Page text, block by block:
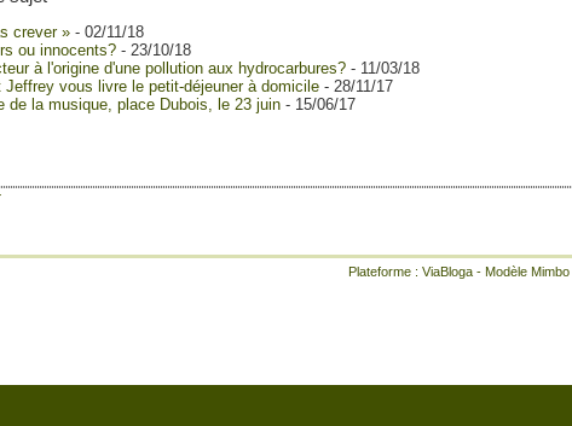
crever » - 02/11/18
ou innocents? - 23/10/18
à l'origine d'une pollution aux hydrocarbures? - 11/03/18
Jeffrey vous livre le petit-déjeuner à domicile - 28/11/17
de la musique, place Dubois, le 23 juin - 15/06/17
Plateforme : ViaBloga - Modèle Mimbo